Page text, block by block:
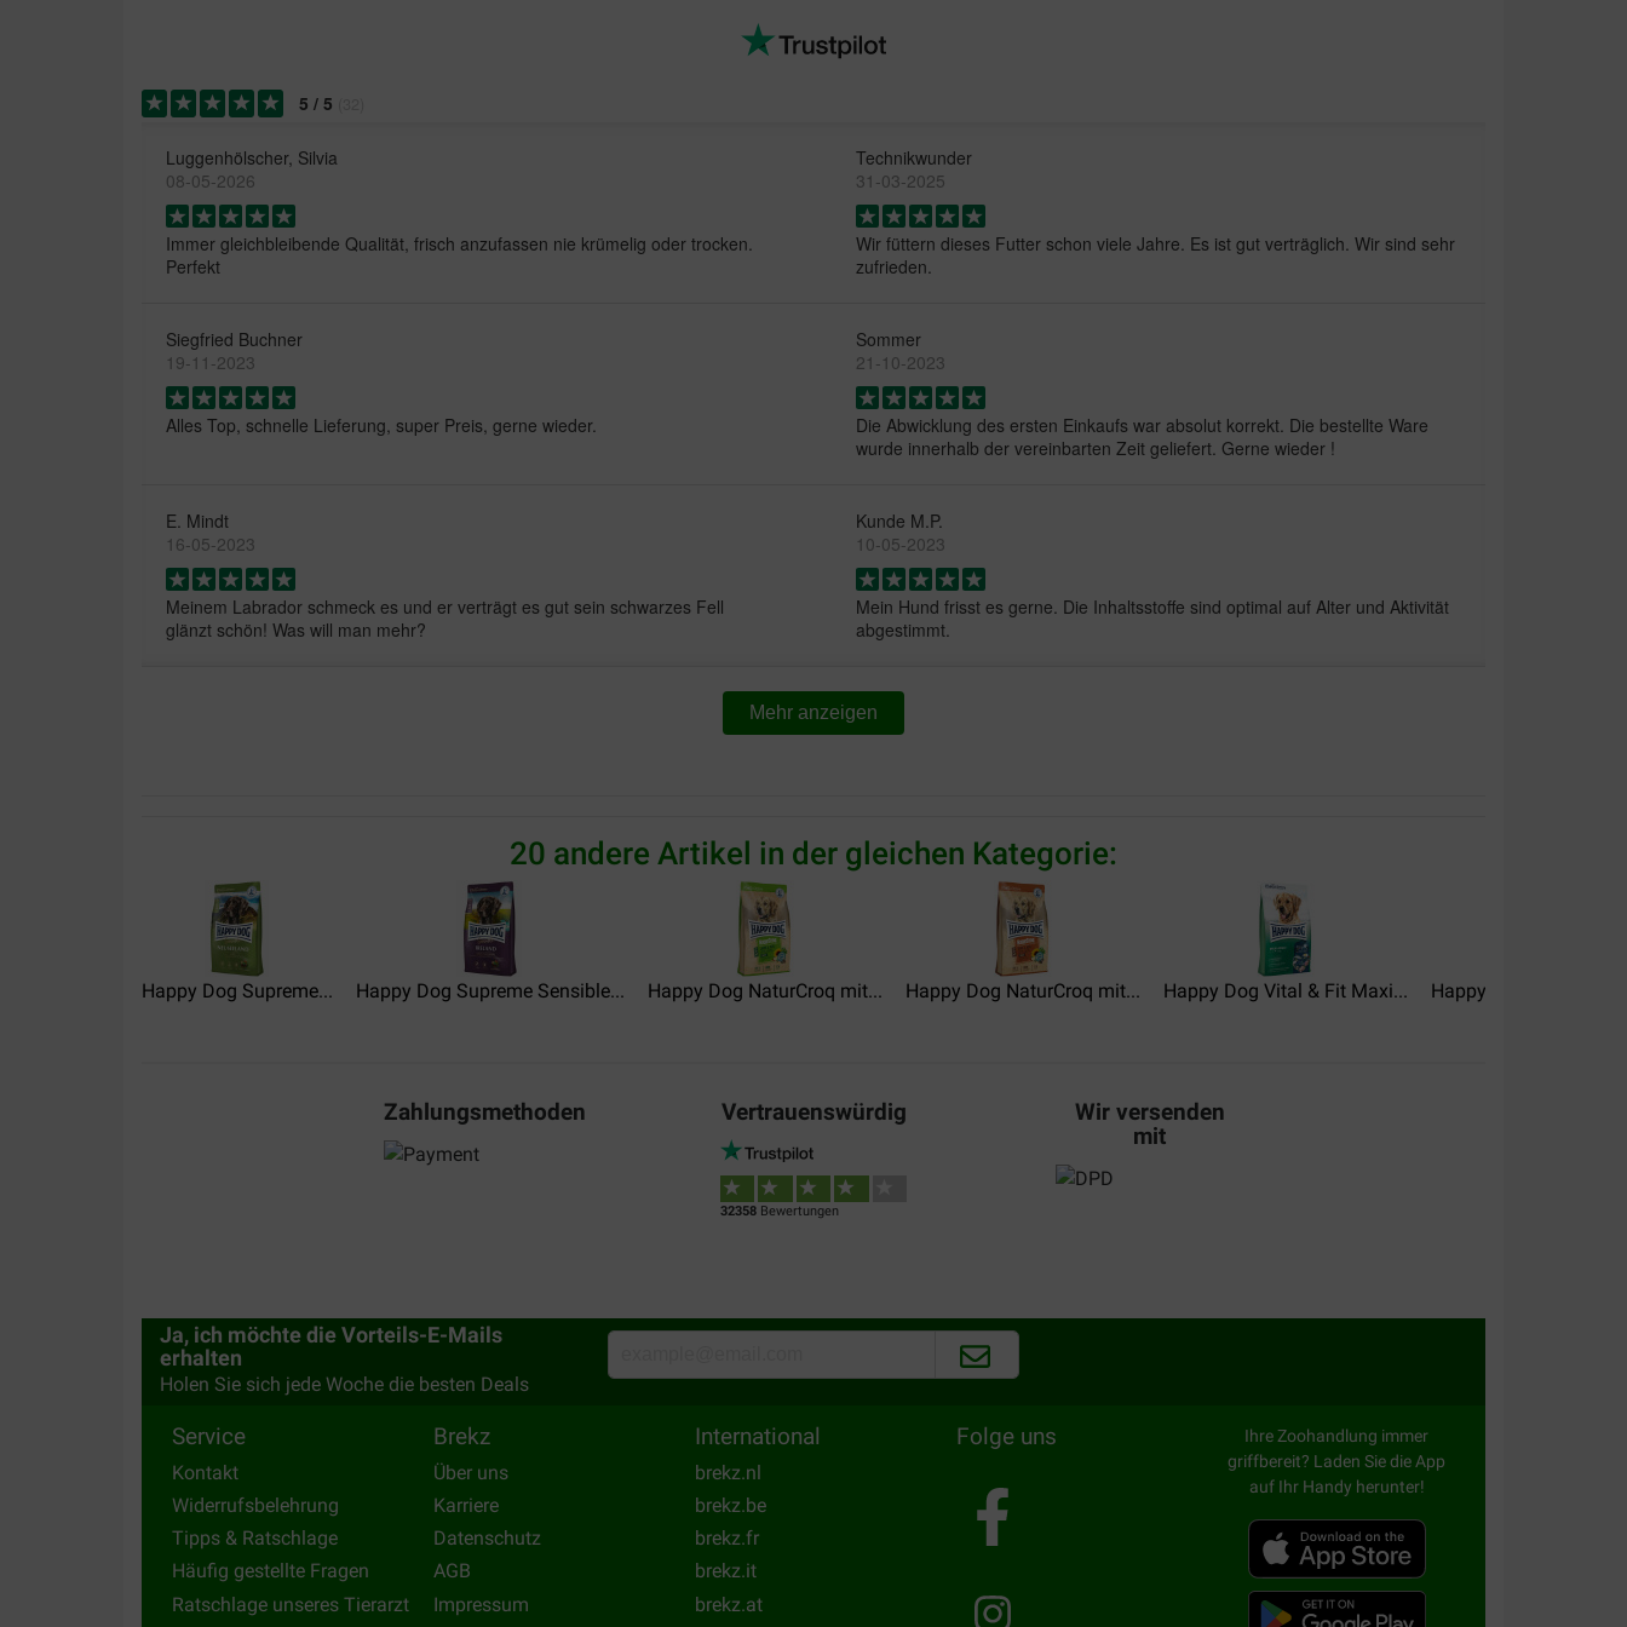
5 / 5
Luggenhölscher, Silvia
08-05-2026
Immer gleichbleibende Qualität, frisch anzufassen nie krümelig oder trocken.
Perfekt
Technikwunder
31-03-2025
Wir füttern dieses Futter schon viele Jahre. Es ist gut verträglich. Wir sind sehr
zufrieden.
Siegfried Buchner
19-11-2023
Alles Top, schnelle Lieferung, super Preis, gerne wieder.
Sommer
21-10-2023
Die Abwicklung des ersten Einkaufs war absolut korrekt. Die bestellte Ware
wurde innerhalb der vereinbarten Zeit geliefert. Gerne wieder !
E. Mindt
16-05-2023
Meinem Labrador schmeck es und er verträgt es gut sein schwarzes Fell
glänzt schön! Was will man mehr?
Kunde M.P.
10-05-2023
Mein Hund frisst es gerne. Die Inhaltsstoffe sind optimal auf Alter und Aktivität
abgestimmt.
Christian
28-04-2023
Michael Euler
13-01-2023
Sehr gut unserem Hund schmeckt es Setzen das Futter Jahren erfolgreich ein.
Mehr anzeigen
20 andere Artikel in der gleichen Kategorie:
Happy Dog Supreme... Happy Dog Supreme Sensible... Happy Dog NaturCroq mit... Happy Dog NaturCroq mit... Happy Dog Vital & Fit Maxi... Happy Dog Fit & Vital
Zahlungsmethoden Vertrauenswürdig
32358Bewertungen
Wir versenden
mit
Ja, ich möchte die Vorteils-E-Mails
erhalten
Holen Sie sich jede Woche die besten Deals
Service
Kontakt
Widerrufsbelehrung
Tipps & Ratschlage
Häufig gestellte Fragen
Ratschlage unseres Tierarzt
Brekz
Über uns
Karriere
Datenschutz
AGB
Impressum
International
brekz.nl
brekz.be
brekz.fr
brekz.it
brekz.at
Folge uns
Ihre Zoohandlung immer
griffbereit? Laden Sie die App
auf Ihr Handy herunter!